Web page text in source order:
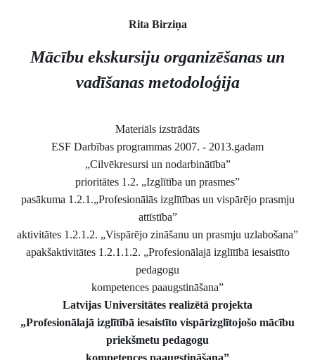
Rita Birziņa
Mācību ekskursiju organizēšanas un
vadīšanas metodoloģija
Materiāls izstrādāts
ESF Darbības programmas 2007. - 2013.gadam
„Cilvēkresursi un nodarbinātība”
prioritātes 1.2. „Izglītība un prasmes”
pasākuma 1.2.1.„Profesionālās izglītības un vispārējo prasmju
attīstība”
aktivitātes 1.2.1.2. „Vispārējo zināšanu un prasmju uzlabošana”
apakšaktivitātes 1.2.1.1.2. „Profesionālajā izglītībā iesaistīto
pedagogu
kompetences paaugstināšana”
Latvijas Universitātes realizētā projekta
„Profesionālajā izglītībā iesaistīto vispārizglītojošo mācību
priekšmetu pedagogu